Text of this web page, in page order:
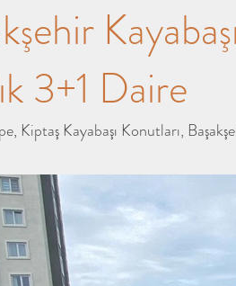
3+1 Daire
Kiptaş Kayabaşı Konutları,